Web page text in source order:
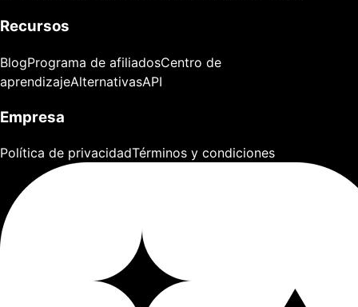
Recursos
BlogPrograma de afiliadosCentro de
aprendizajeAlternativasAPI
Empresa
Política de privacidadTérminos y condiciones